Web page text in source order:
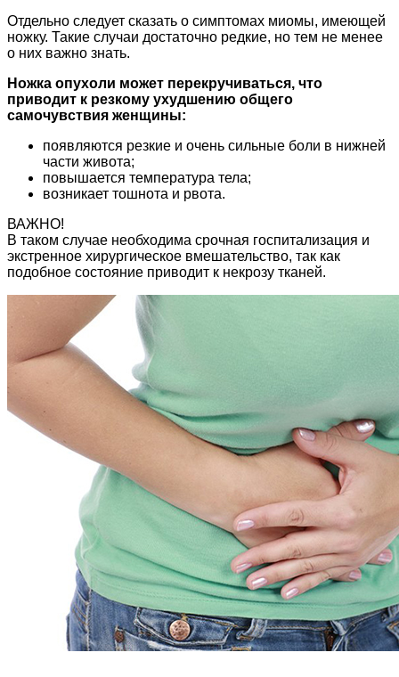
Отдельно следует сказать о симптомах миомы, имеющей
ножку. Такие случаи достаточно редкие, но тем не менее
о них важно знать.
Ножка опухоли может перекручиваться, что
приводит к резкому ухудшению общего
самочувствия женщины:
появляются резкие и очень сильные боли в нижней
части живота;
повышается температура тела;
возникает тошнота и рвота.
ВАЖНО!
В таком случае необходима срочная госпитализация и
экстренное хирургическое вмешательство, так как
подобное состояние приводит к некрозу тканей.